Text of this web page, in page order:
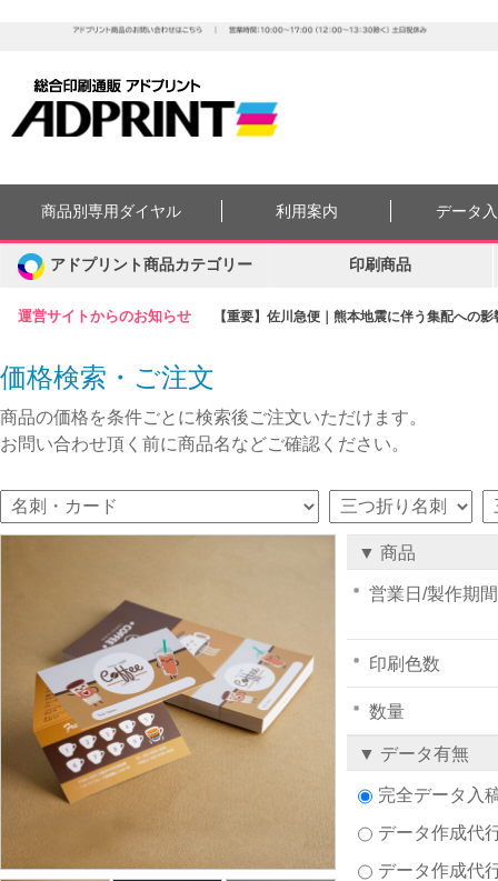
運営サイトからのお知らせ 【重要】佐川急便｜熊本地震に伴う集配への
商品別専用ダイヤル 利用案内 データ
アドプリント商品カテゴリー 印刷商品
価格検索・ご注文
商品の価格を条件ごとに検索後ご注文いただけます。
お問い合わせ頂く前に商品名などご確認ください。
▼ 商品
営業日/製作期間
印刷色数
数量
▼ データ有無
完全データ入
データ作成代
データ作成代